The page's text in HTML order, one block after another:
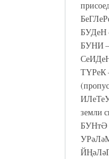
БУДеН
БУНИ –
ТҮРеК
земли
БУНтӘ
ЙҢәЛәП